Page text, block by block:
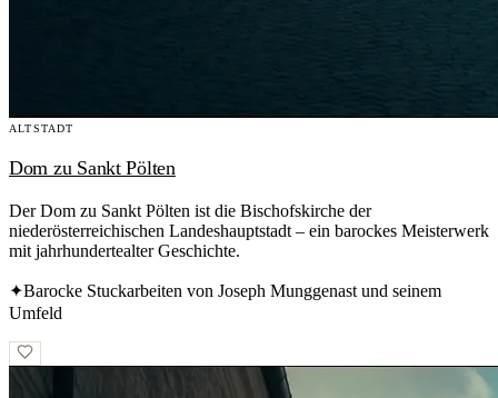
ALTSTADT
Dom zu Sankt Pölten
Der Dom zu Sankt Pölten ist die Bischofskirche der
niederösterreichischen Landeshauptstadt – ein barockes Meisterwerk
mit jahrhundertealter Geschichte.
✦Barocke Stuckarbeiten von Joseph Munggenast und seinem
Umfeld